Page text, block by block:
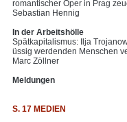
romantischer Oper in Prag
Sebastian Hennig
In der Arbeitshölle
Spätkapitalismus: Ilja
üssig werdenden Menschen
Marc Zöllner
Meldungen
S. 17 MEDIEN